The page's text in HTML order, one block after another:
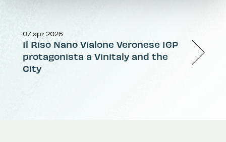
07 apr 2026
Il Riso Nano Vialone Veronese IGP
protagonista a Vinitaly and the
City